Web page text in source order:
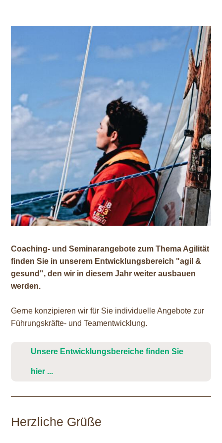
Coaching- und Seminarangebote zum Thema Agilität
finden Sie in unserem Entwicklungsbereich "agil &
gesund", den wir in diesem Jahr weiter ausbauen
werden.
Gerne konzipieren wir für Sie individuelle Angebote zur
Führungskräfte- und Teamentwicklung.
Unsere Entwicklungsbereiche finden Sie
hier ...
Herzliche Grüße